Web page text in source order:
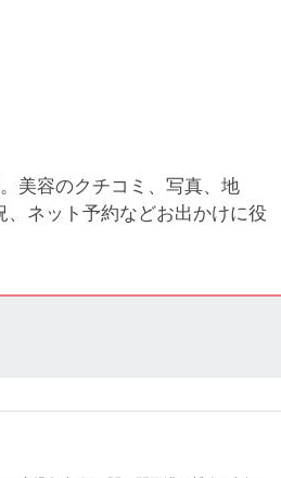
美容のクチコミ、写真、地
ネット予約などお出かけに役